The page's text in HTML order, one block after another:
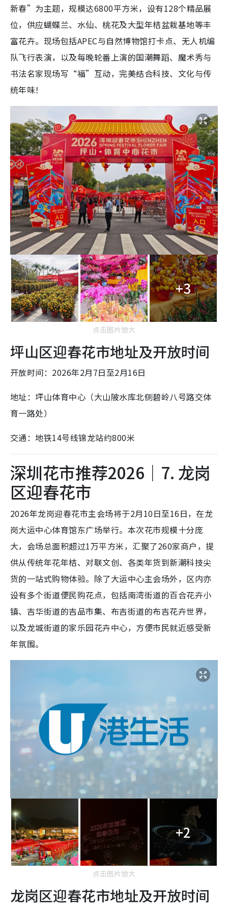
新春”为主题，规模达6800平方米，设有128个精品展
位，供应蝴蝶兰、水仙、桃花及大型年桔盆栽基地等丰
富花卉。现场包括APEC与自然博物馆打卡点、无人机编
队飞行表演，以及每晚轮番上演的国潮舞蹈、魔术秀与
书法名家现场写“福”互动，完美结合科技、文化与传
统年味！
+3
点击图片放大
坪山区迎春花市地址及开放时间
开放时间：2026年2月7日至2月16日
地址：坪山体育中心（大山陂水库北侧碧岭八号路交体
育一路处）
交通：地铁14号线锦龙站约800米
深圳花市推荐2026｜7. 龙岗
区迎春花市
2026年龙岗迎春花市主会场将于2月10日至16日，在龙
岗大运中心体育馆东广场举行。本次花市规模十分庞
大，会场总面积超过1万平方米，汇聚了260家商户，提
供从传统年花年桔、对联文创、各类年货到新潮科技尖
货的一站式购物体验。除了大运中心主会场外，区内亦
设有多个街道便民购花点，包括南湾街道的百合花卉小
镇、吉华街道的吉品市集、布吉街道的布吉花卉世界，
以及龙城街道的家乐园花卉中心，方便市民就近感受新
年氛围。
+2
点击图片放大
龙岗区迎春花市地址及开放时间